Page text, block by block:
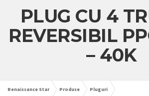
PLUG CU 4
REVERSIBIL
– 40K
Renaissance Star Produse Pluguri